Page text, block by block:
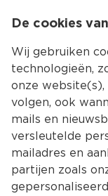
De cookies
Wij gebruiken
technologieën,
onze
volgen, ook
mails en
versleutelde
mailadres en
partijen zoals